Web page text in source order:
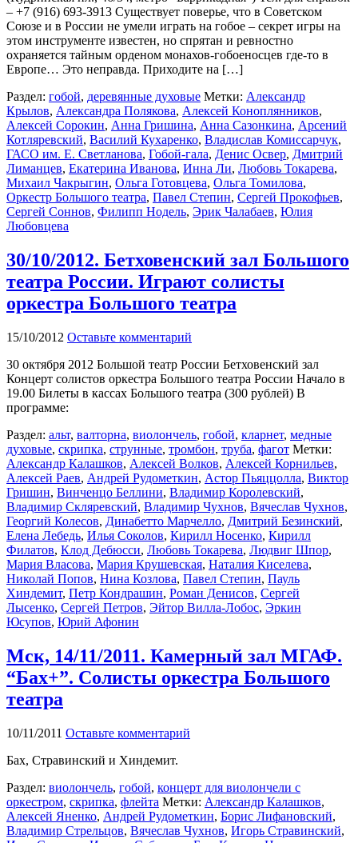
– +7 (916) 693-3913 Существует поверье, что в Советском
Союзе и в России не умели играть на гобое – секрет игры на
этом инструменте известен, но спрятан и ревностно
охраняется тайным орденом монахов-гобоеносцев где-то в
Европе… Это неправда. Приходите на […]
Раздел: гобой, деревянные духовые Метки: Александр
Крылов, Александра Полякова, Алексей Коноплянников,
Алексей Сорокин, Анна Гришина, Анна Сазонкина, Арсений
Котляревский, Василий Кухаренко, Владислав Комиссарчук,
ГАСО им. Е. Светланова, Гобой-гала, Денис Освер, Дмитрий
Лиманцев, Екатерина Иванова, Инна Ли, Любовь Токарева,
Михаил Чакрыгин, Ольга Готовцева, Ольга Томилова,
Оркестр Большого театра, Павел Степин, Сергей Прокофьев,
Сергей Соннов, Филипп Нодель, Эрик Чалабаев, Юлия
Любовцева
30/10/2012. Бетховенский зал Большого
театра России. Играют солисты
оркестра Большого театра
15/10/2012 Оставьте комментарий
30 октября 2012 Большой театр России Бетховенский зал
Концерт солистов оркестра Большого театра России Начало в
19.00 Билеты в кассах Большого театра (300 рублей) В
программе:
Раздел: альт, валторна, виолончель, гобой, кларнет, медные
духовые, скрипка, струнные, тромбон, труба, фагот Метки:
Александр Калашков, Алексей Волков, Алексей Корнильев,
Алексей Раев, Андрей Рудометкин, Астор Пьяццолла, Виктор
Гришин, Винченцо Беллини, Владимир Королевский,
Владимир Скляревский, Владимир Чухнов, Вячеслав Чухнов,
Георгий Колесов, Динабетто Марчелло, Дмитрий Безинский,
Елена Лебедь, Илья Соколов, Кирилл Носенко, Кирилл
Филатов, Клод Дебюсси, Любовь Токарева, Людвиг Шпор,
Мария Власова, Мария Крушевская, Наталия Киселева,
Николай Попов, Нина Козлова, Павел Степин, Пауль
Хиндемит, Петр Кондрашин, Роман Денисов, Сергей
Лысенко, Сергей Петров, Эйтор Вилла-Лобос, Эркин
Юсупов, Юрий Афонин
Мск, 14/11/2011. Камерный зал МГАФ.
“Бах+”. Солисты оркестра Большого
театра
10/11/2011 Оставьте комментарий
Бах, Стравинский и Хиндемит.
Раздел: виолончель, гобой, концерт для виолончели с
оркестром, скрипка, флейта Метки: Александр Калашков,
Алексей Яненко, Андрей Рудометкин, Борис Лифановский,
Владимир Стрельцов, Вячеслав Чухнов, Игорь Стравинский,